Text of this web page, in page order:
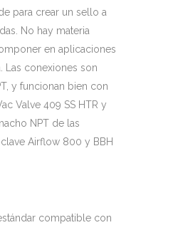
para crear un sello a
No hay materia
en aplicaciones
Las conexiones son
y funcionan bien con
Valve 409 SS HTR y
NPT de las
Airflow 800 y BBH
compatible con